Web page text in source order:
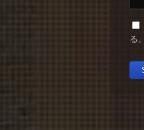
る。